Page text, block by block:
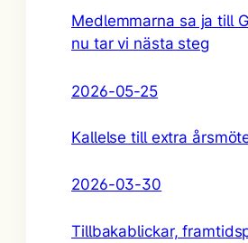
Medlemmarna sa ja till
nu tar vi nästa steg
2026-05-25
Kallelse till extra
2026-03-30
Tillbakablickar,